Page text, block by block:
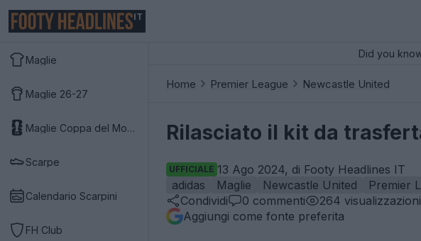
IT
Maglie
Maglie 26-27
Maglie Coppa del Mondo 2026
Scarpe
Calendario Scarpini
FH Club
Did you
Home Premier League Newcastle United
Rilasciato il kit da
UFFICIALE 13 Ago 2024, di Footy Headlines IT
adidas
Maglie Newcastle United
Premier
Condividi
0 commenti 264 visualizzazioni
Aggiungi come fonte preferita